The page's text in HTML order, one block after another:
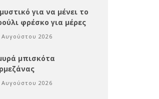
για να μένει το
φρέσκο για μέρες
Αυγούστου 2026
μπισκότα
Αυγούστου 2026